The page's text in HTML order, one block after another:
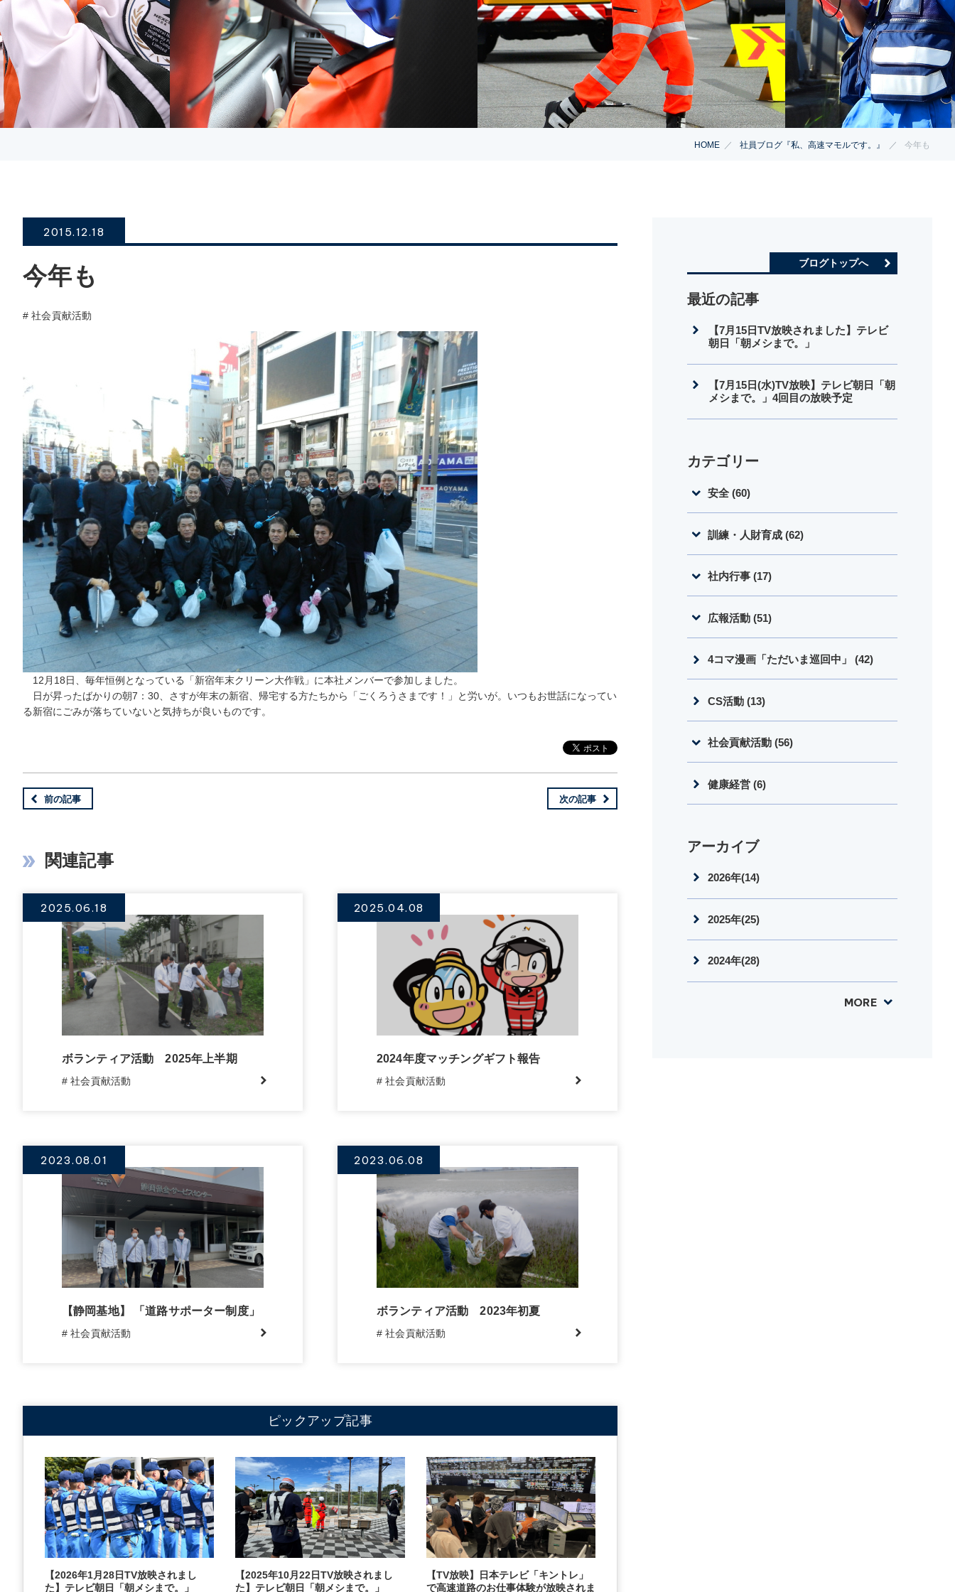
HOME 社員ブログ『私、高速マモルです。』 今年も
2015.12.18
今年も
# 社会貢献活動
12月18日、毎年恒例となっている「新宿年末クリーン大作戦」に本社メンバーで参加しました。
日が昇ったばかりの朝7：30、さすが年末の新宿、帰宅する方たちから「ごくろうさまです！」と労いが。いつもお世話になってい
る新宿にごみが落ちていないと気持ちが良いものです。
前の記事 次の記事
関連記事
2025.06.18
ボランティア活動 2025年上半期
# 社会貢献活動
2025.04.08
2024年度マッチングギフト報告
# 社会貢献活動
2023.08.01
【静岡基地】 「道路サポーター制度」
# 社会貢献活動
2023.06.08
ボランティア活動 2023年初夏
# 社会貢献活動
ピックアップ記事
【2026年1月28日TV放映されまし
た】テレビ朝日「朝メシまで。」
【2025年10月22日TV放映されまし
た】テレビ朝日「朝メシまで。」
【TV放映】日本テレビ「キントレ」
で高速道路のお仕事体験が放映されま
ブログトップへ
最近の記事
【7月15日TV放映されました】テレビ
朝日「朝メシまで。」
【7月15日(水)TV放映】テレビ朝日「朝
メシまで。」4回目の放映予定
カテゴリー
安全 (60)
訓練・人財育成 (62)
社内行事 (17)
広報活動 (51)
4コマ漫画「ただいま巡回中」 (42)
CS活動 (13)
社会貢献活動 (56)
健康経営 (6)
アーカイブ
2026年(14)
2025年(25)
2024年(28)
MORE